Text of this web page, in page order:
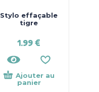
Stylo effaçable
tigre
1.99€
Ajouter au
panier